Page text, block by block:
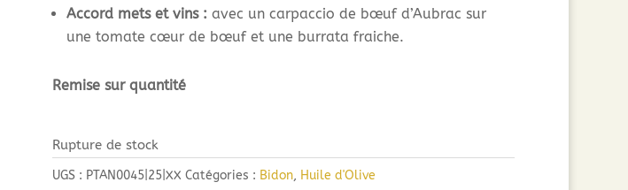
Accord mets et vins : avec un carpaccio de bœuf d’Aubrac sur
une tomate cœur de bœuf et une burrata fraiche.
Remise sur quantité
Rupture de stock
UGS : PTAN0045|25|XX Catégories : Bidon, Huile d'Olive